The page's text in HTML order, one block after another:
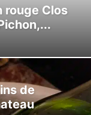
rouge Clos
de